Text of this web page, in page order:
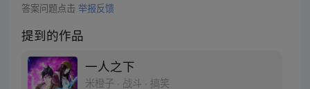
答案问题点击 举报反馈
提到的作品
一人之下
米橙子 · 战斗 · 搞笑